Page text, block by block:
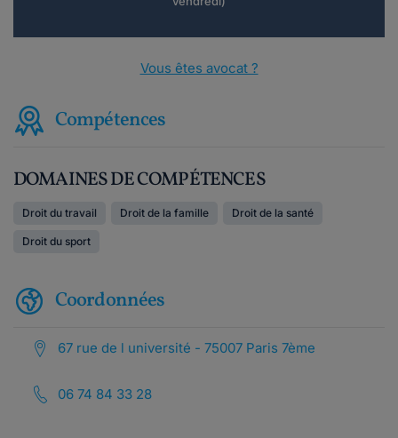
Vous êtes avocat ?
Compétences
DOMAINES DE COMPÉTENCES
Droit du travail Droit de la famille Droit de la santé
Droit du sport
Coordonnées
67 rue de l université - 75007 Paris 7ème
06 74 84 33 28